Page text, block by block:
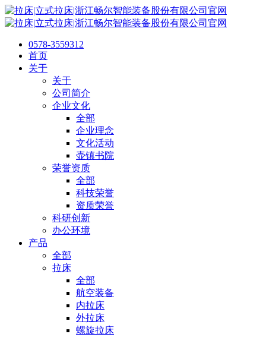
0578-3559312
首页
关于
关于
公司简介
企业文化
全部
企业理念
文化活动
壶镇书院
荣誉资质
全部
科技荣誉
资质荣誉
科研创新
办公环境
产品
全部
拉床
全部
航空装备
内拉床
外拉床
螺旋拉床